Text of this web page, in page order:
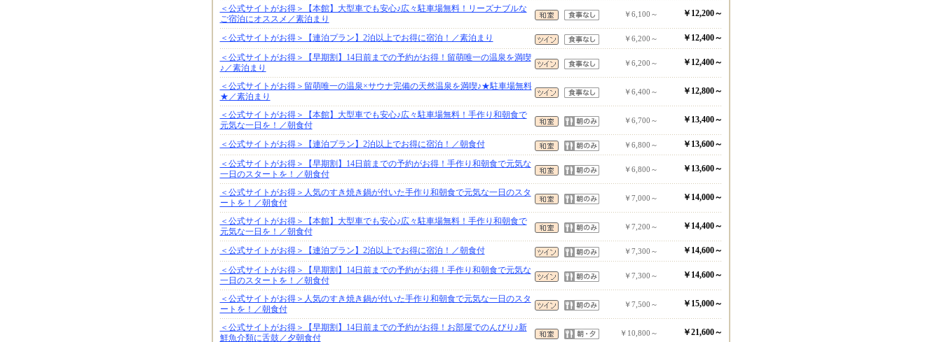
＜公式サイトがお得＞【本館】大型車でも安心♪広々駐車場無料！リーズナブルな
ご宿泊にオススメ／素泊まり
￥6,100～ ￥12,200～
＜公式サイトがお得＞【連泊プラン】2泊以上でお得に宿泊！／素泊まり ￥6,200～
￥12,400～
＜公式サイトがお得＞【早期割】14日前までの予約がお得！留萌唯一の温泉を満喫
♪／素泊まり
￥6,200～ ￥12,400～
＜公式サイトがお得＞留萌唯一の温泉×サウナ完備の天然温泉を満喫♪★駐車場無料
★／素泊まり
￥6,400～ ￥12,800～
＜公式サイトがお得＞【本館】大型車でも安心♪広々駐車場無料！手作り和朝食で
元気な一日を！／朝食付
￥6,700～ ￥13,400～
＜公式サイトがお得＞【連泊プラン】2泊以上でお得に宿泊！／朝食付 ￥6,800～
￥13,600～
＜公式サイトがお得＞【早期割】14日前までの予約がお得！手作り和朝食で元気な
一日のスタートを！／朝食付
￥6,800～ ￥13,600～
＜公式サイトがお得＞人気のすき焼き鍋が付いた手作り和朝食で元気な一日のスタ
ートを！／朝食付
￥7,000～ ￥14,000～
＜公式サイトがお得＞【本館】大型車でも安心♪広々駐車場無料！手作り和朝食で
元気な一日を！／朝食付
￥7,200～ ￥14,400～
＜公式サイトがお得＞【連泊プラン】2泊以上でお得に宿泊！／朝食付 ￥7,300～
￥14,600～
＜公式サイトがお得＞【早期割】14日前までの予約がお得！手作り和朝食で元気な
一日のスタートを！／朝食付
￥7,300～ ￥14,600～
＜公式サイトがお得＞人気のすき焼き鍋が付いた手作り和朝食で元気な一日のスタ
ートを！／朝食付
￥7,500～ ￥15,000～
＜公式サイトがお得＞【早期割】14日前までの予約がお得！お部屋でのんびり♪新
鮮魚介類に舌鼓／夕朝食付
￥10,800～ ￥21,600～